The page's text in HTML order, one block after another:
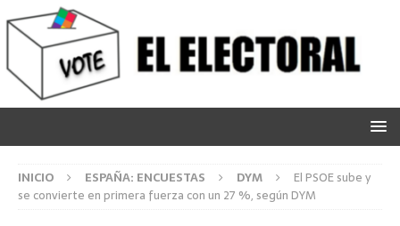
INICIO ESPAÑA: ENCUESTAS DYM
El PSOE sube y
se convierte en primera fuerza con un 27 %, según DYM